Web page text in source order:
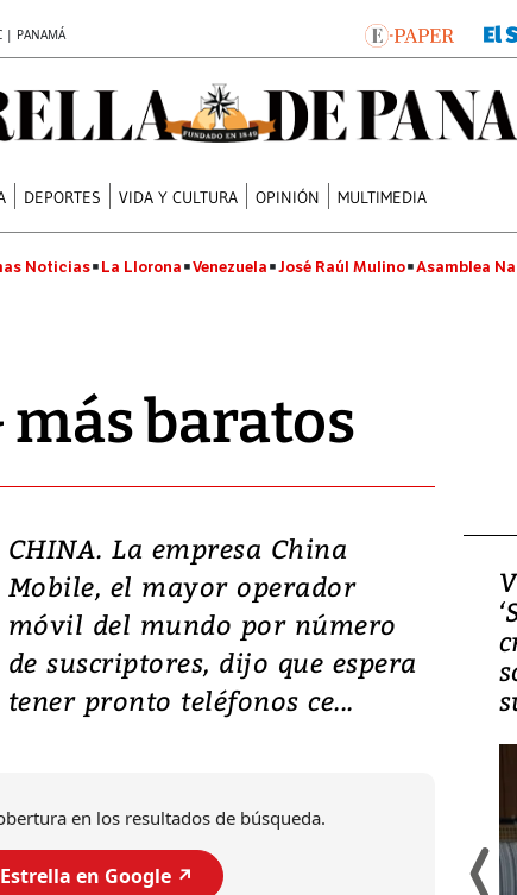
| PANAMÁ
DEPORTES VIDA Y CULTURA OPINIÓN MULTIMEDIA
Noticias La Llorona Venezuela José Raúl Mulino Asamblea
más baratos
CHINA. La empresa China
Mobile, el mayor operador
móvil del mundo por número
de suscriptores, dijo que espera
tener pronto teléfonos ce...
en los resultados de búsqueda.
en Google ↗️
Video, Japón: Terremoto
deja heridos y graves
daños en Kumamoto